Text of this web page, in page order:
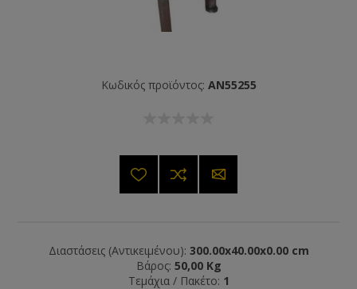
Κωδικός προϊόντος: AN55255
Διαστάσεις (Αντικειμένου): 300.00x40.00x0.00 cm
Βάρος: 50,00 Kg
Τεμάχια / Πακέτο: 1